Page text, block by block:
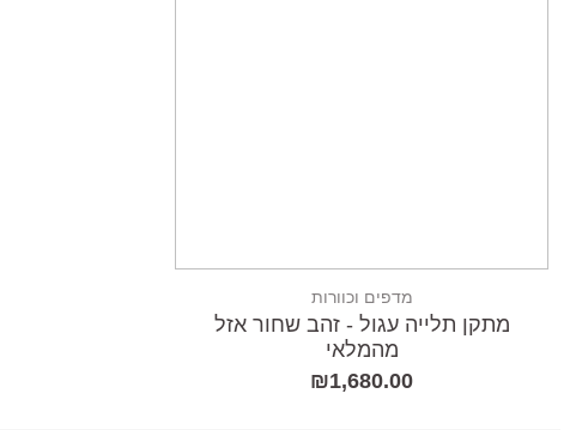
מדפים וכוורות
מתקן תלייה עגול - זהב שחור אזל
מהמלאי
₪1,680.00